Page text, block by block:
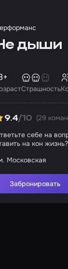
дыши
Страшность
9.4/10 (29
себе на
на кон жизнь?
Московская
Забронировать